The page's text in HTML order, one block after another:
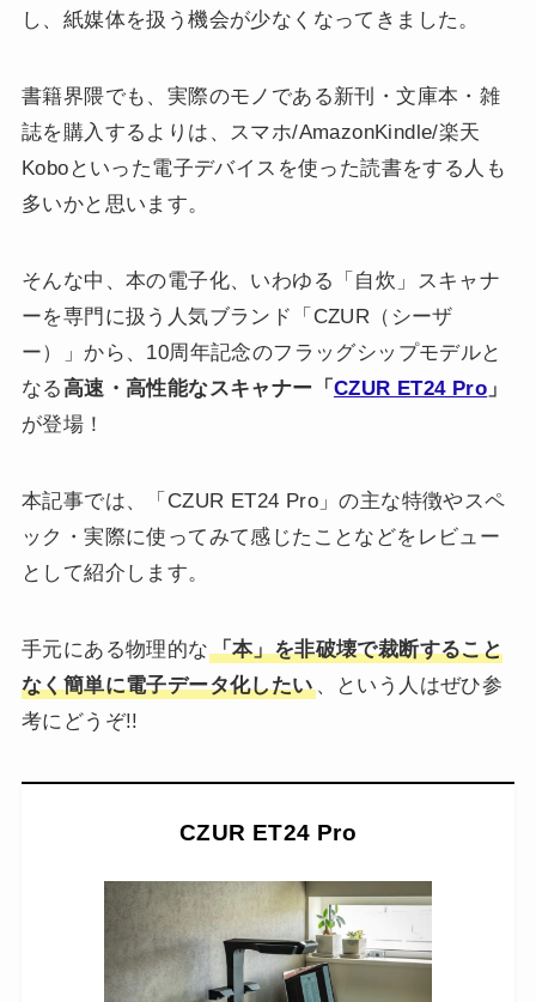
し、紙媒体を扱う機会が少なくなってきました。
書籍界隈でも、実際のモノである新刊・文庫本・雑
誌を購入するよりは、スマホ/AmazonKindle/楽天
Koboといった電子デバイスを使った読書をする人も
多いかと思います。
そんな中、本の電子化、いわゆる「自炊」スキャナ
ーを専門に扱う人気ブランド「CZUR（シーザ
ー）」から、10周年記念のフラッグシップモデルと
なる 高速・高性能なスキャナー「 CZUR ET24 Pro 」
が登場！
本記事では、「CZUR ET24 Pro」の主な特徴やスペ
ック・実際に使ってみて感じたことなどをレビュー
として紹介します。
手元にある物理的な「本」を非破壊で裁断すること
なく簡単に電子データ化したい、という人はぜひ参
考にどうぞ!!
CZUR ET24 Pro